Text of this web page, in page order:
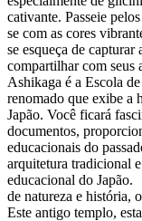
cativante. Passeie
se com as cores
se esqueça de
compartilhar com
Ashikaga é a Escola
renomado que exibe a
Japão. Você ficará
documentos,
educacionais do
arquitetura tradicional
educacional do Japão.
de natureza e história,
Este antigo templo,